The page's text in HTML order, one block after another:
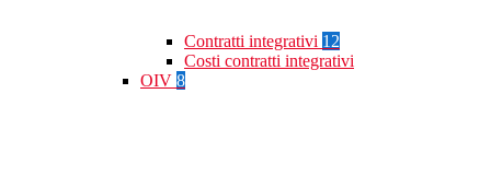
Contratti integrativi 12
Costi contratti integrativi
OIV 8